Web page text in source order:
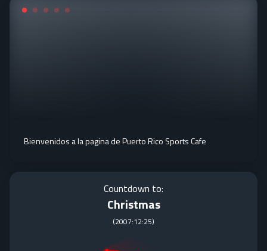
Bienvenidos a la pagina de Puerto Rico Sports Cafe
Countdown to:
Christmas
(2007:12:25)